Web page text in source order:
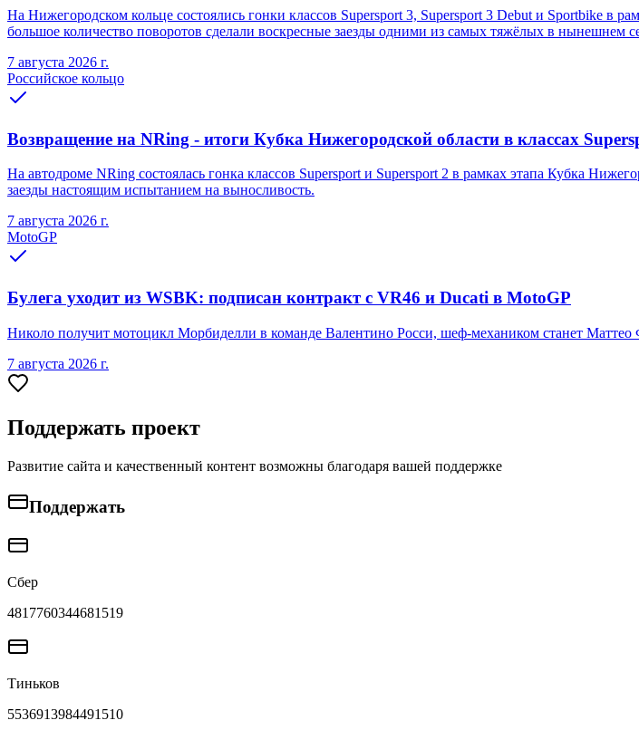
На Нижегородском кольце состоялись гонки классов Supersport 3, Supersport 3 Debut и Sportbike в
большое количество поворотов сделали воскресные заезды одними из самых тяжёлых в нынешнем
7 августа 2026 г.
Российское кольцо
Возвращение на NRing - итоги Кубка Нижегородской области в классах
На автодроме NRing состоялась гонка классов Supersport и Supersport 2 в рамках этапа Кубка
заезды настоящим испытанием на выносливость.
7 августа 2026 г.
MotoGP
Булега уходит из WSBK: подписан контракт с VR46 и Ducati в MotoGP
Николо получит мотоцикл Морбиделли в команде Валентино Росси, шеф-механиком станет
7 августа 2026 г.
Поддержать проект
Развитие сайта и качественный контент возможны благодаря вашей поддержке
Поддержать
Сбер
4817760344681519
Тиньков
5536913984491510